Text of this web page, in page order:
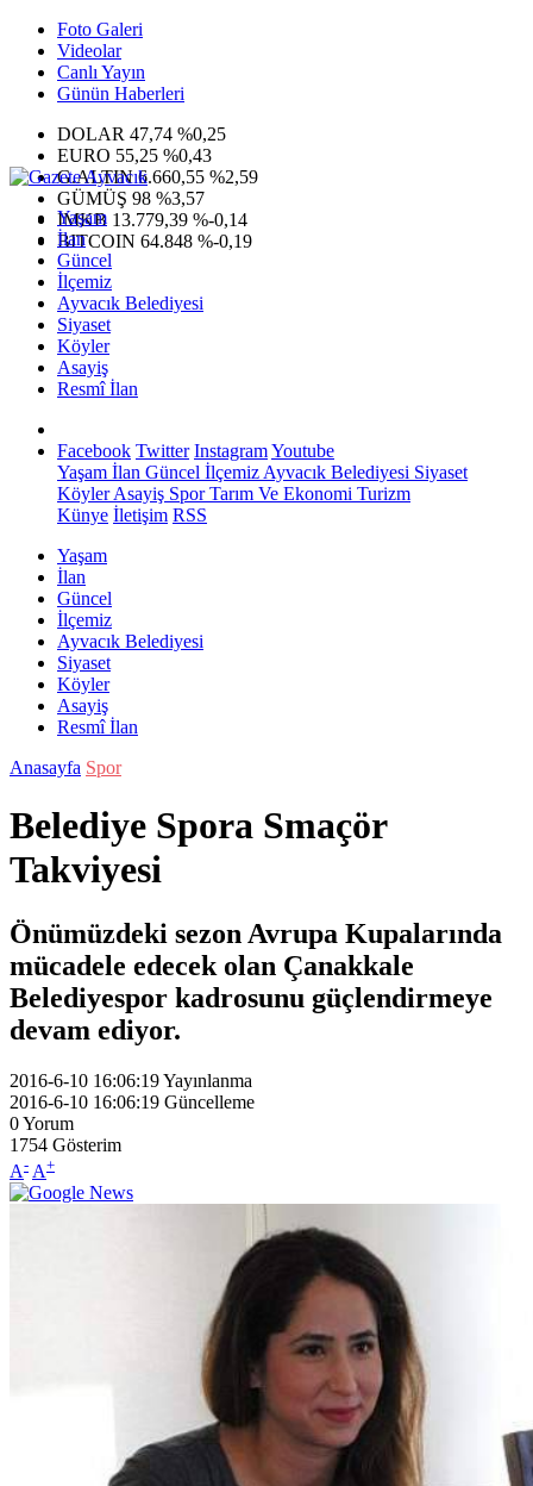
Foto Galeri
Videolar
Canlı Yayın
Günün Haberleri
DOLAR 47,74 %0,25
EURO 55,25 %0,43
G.ALTIN6.660,55 %2,59
GÜMÜŞ 98 %3,57
IMKB 13.779,39 %-0,14
BITCOIN 64.848 %-0,19
Yaşam
İlan
Güncel
İlçemiz
Ayvacık Belediyesi
Siyaset
Köyler
Asayiş
Resmî İlan
Facebook Twitter InstagramYoutube
Yaşam İlan Güncel İlçemiz Ayvacık Belediyesi Siyaset
KöylerAsayiş SporTarım Ve Ekonomi Turizm
Künye İletişim RSS
Yaşam
İlan
Güncel
İlçemiz
Ayvacık Belediyesi
Siyaset
Köyler
Asayiş
Resmî İlan
Anasayfa Spor
Belediye Spora Smaçör
Takviyesi
Önümüzdeki sezon Avrupa Kupalarında
mücadele edecek olan Çanakkale
Belediyespor kadrosunu güçlendirmeye
devam ediyor.
2016-6-10 16:06:19Yayınlanma
2016-6-10 16:06:19 Güncelleme
0Yorum
1754 Gösterim
A- A+